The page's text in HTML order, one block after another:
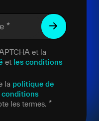
*
et la
et les conditions
la politique de
conditions
les termes. *